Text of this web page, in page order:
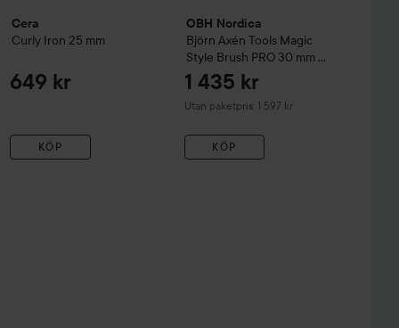
Cera
Curly Iron 25 mm
649 kr
KÖP
OBH Nordica
Björn Axén Tools Magic
Style Brush PRO 30 mm &
Volumaster
1 435 kr
Utan paketpris: 1 597 kr
KÖP